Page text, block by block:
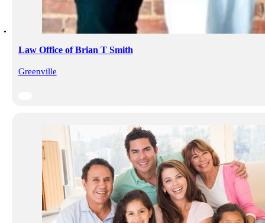
Law Office of Brian T Smith
Greenville